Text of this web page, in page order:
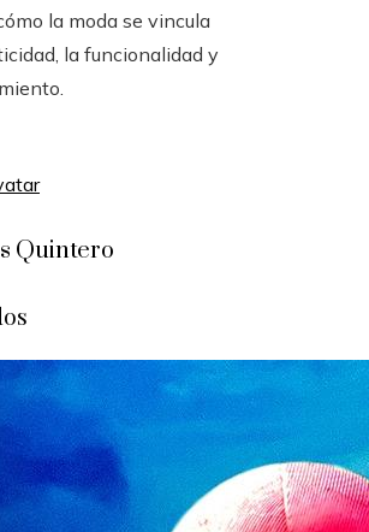
la moda se vincula
la funcionalidad y
Quintero